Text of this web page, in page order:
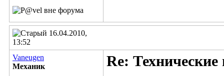
16.04.2010,
13:52
Vaneugen
Механик
Re: